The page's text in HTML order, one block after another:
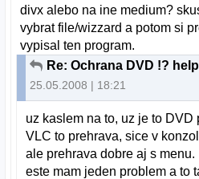
divx alebo na ine medium?
vybrat file/wizzard a potom si
vypisal ten program.
Re: Ochrana DVD !? help
25.05.2008 | 18:21
uz kaslem na to, uz je to DVD
VLC to prehrava, sice v
ale prehrava dobre aj s menu.
este mam jeden problem a to